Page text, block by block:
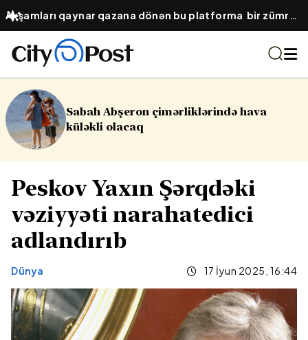
Axşamları qaynar qazana dönən bu platforma bir zümrə
qadınlarla dolu olur...
hava
16 yaşlı yeniyetmə
Peskov Yaxın Şərqdəki
vəziyyəti narahatedici
adlandırıb
Dünya 17 İyun 2025, 16:44